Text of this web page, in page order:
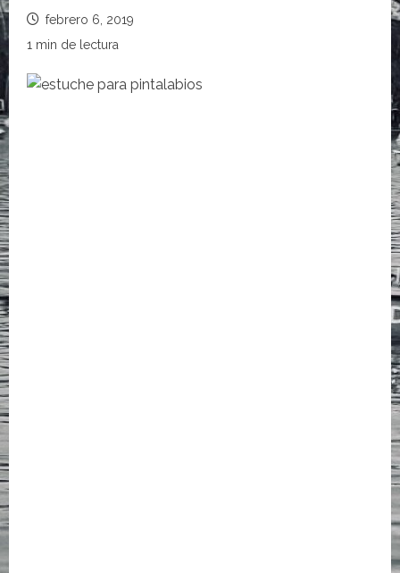
febrero 6, 2019
1 min de lectura